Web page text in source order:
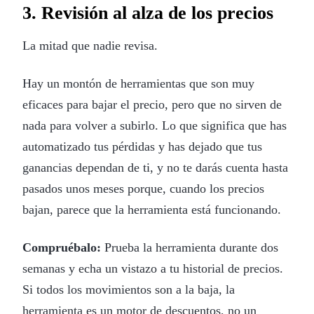
3. Revisión al alza de los precios
La mitad que nadie revisa.
Hay un montón de herramientas que son muy
eficaces para bajar el precio, pero que no sirven de
nada para volver a subirlo. Lo que significa que has
automatizado tus pérdidas y has dejado que tus
ganancias dependan de ti, y no te darás cuenta hasta
pasados unos meses porque, cuando los precios
bajan, parece que la herramienta está funcionando.
Compruébalo: Prueba la herramienta durante dos
semanas y echa un vistazo a tu historial de precios.
Si todos los movimientos son a la baja, la
herramienta es un motor de descuentos, no un